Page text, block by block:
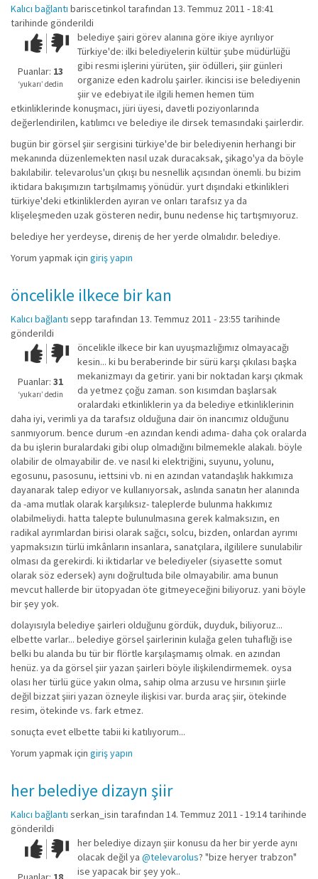
Kalıcı bağlantı bariscetinkoltarafından 13. Temmuz 2011 - 18:41
tarihinde gönderildi
Çok iyi!O
kadar
iyi
değil!
Puanlar: 13
‘yukarı’ dedin
belediye şairi görev alanına göre ikiye ayrılıyor
Türkiye'de: ilki belediyelerin kültür şube müdürlüğü
gibi resmi işlerini yürüten, şiir ödülleri, şiir günleri
organize eden kadrolu şairler. ikincisi ise belediyenin
şiir ve edebiyat ile ilgili hemen hemen tüm
etkinliklerinde konuşmacı, jüri üyesi, davetli poziyonlarında
değerlendirilen, katılımcı ve belediye ile dirsek temasındaki şairlerdir.
bugün bir görsel şiir sergisini türkiye'de bir belediyenin herhangi bir
mekanında düzenlemekten nasıl uzak duracaksak, şikago'ya da böyle
bakılabilir. televarolus'un çıkışı bu nesnellik açısından önemli. bu bizim
iktidara bakışımızın tartışılmamış yönüdür. yurt dışındaki etkinlikleri
türkiye'deki etkinliklerden ayıran ve onları tarafsız ya da
klişeleşmeden uzak gösteren nedir, bunu nedense hiç tartışmıyoruz.
belediye her yerdeyse, direniş de her yerde olmalıdır. belediye.
Yorum yapmak için giriş yapın
öncelikle ilkece bir kan
Kalıcı bağlantı sepp tarafından 13. Temmuz 2011 - 23:55 tarihinde
gönderildi
Çok iyi!O
kadar
iyi
değil!
Puanlar: 31
‘yukarı’ dedin
öncelikle ilkece bir kan uyuşmazlığımız olmayacağı
kesin... ki bu beraberinde bir sürü karşı çıkılası başka
mekanizmayı da getirir. yani bir noktadan karşı çıkmak
da yetmez çoğu zaman. son kısımdan başlarsak
oralardaki etkinliklerin ya da belediye etkinliklerinin
daha iyi, verimli ya da tarafsız olduğuna dair ön inancımız olduğunu
sanmıyorum. bence durum -en azından kendi adıma- daha çok oralarda
da bu işlerin buralardaki gibi olup olmadığını bilmemekle alakalı. böyle
olabilir de olmayabilir de. ve nasıl ki elektriğini, suyunu, yolunu,
egosunu, pasosunu, iettsini vb. ni en azından vatandaşlık hakkımıza
dayanarak talep ediyor ve kullanıyorsak, aslında sanatın her alanında
da -ama mutlak olarak karşılıksız- taleplerde bulunma hakkımız
olabilmeliydi. hatta talepte bulunulmasına gerek kalmaksızın, en
radikal ayrımlardan birisi olarak sağcı, solcu, bizden, onlardan ayrımı
yapmaksızın türlü imkânların insanlara, sanatçılara, ilgililere sunulabilir
olması da gerekirdi. ki iktidarlar ve belediyeler (siyasette somut
olarak söz edersek) aynı doğrultuda bile olmayabilir. ama bunun
mevcut hallerde bir ütopyadan öte gitmeyeceğini biliyoruz. yani böyle
bir şey yok.
dolayısıyla belediye şairleri olduğunu gördük, duyduk, biliyoruz...
elbette varlar... belediye görsel şairlerinin kulağa gelen tuhaflığı ise
belki bu alanda bu tür bir flörtle karşılaşmamış olmak. en azından
henüz. ya da görsel şiir yazan şairleri böyle ilişkilendirmemek. oysa
olası her türlü güce yakın olma, sahip olma arzusu ve hırsının şiirle
değil bizzat şiiri yazan özneyle ilişkisi var. burda araç şiir, ötekinde
resim, ötekinde vs. fark etmez.
sonuçta evet elbette tabii ki katılıyorum...
Yorum yapmak için giriş yapın
her belediye dizayn şiir
Kalıcı bağlantı serkan_isin tarafından 14. Temmuz 2011 - 19:14 tarihinde
gönderildi
Çok iyi!O
kadar
iyi
her belediye dizayn şiir konusu da her bir yerde aynı
olacak değil ya @televarolus? "bize heryer trabzon"
ise yapacak bir şey yok..